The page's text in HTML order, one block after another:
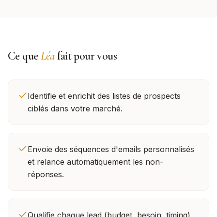
Ce queLéafait pour vous
Identifie et enrichit des listes de prospects
ciblés dans votre marché.
Envoie des séquences d'emails personnalisés
et relance automatiquement les non-
réponses.
Qualifie chaque lead (budget, besoin, timing)